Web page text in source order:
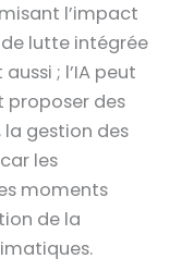
l’impact
lutte intégrée
; l’IA peut
proposer des
gestion des
les
moments
de la